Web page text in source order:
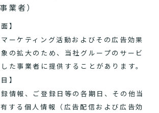
業者）
】
ーケティング活動およびその広告効果
の拡大のため、当社グループのサービ
た事業者に提供することがあります。
】
情報、ご登録日等の各期日、その他当
する個人情報（広告配信および広告効